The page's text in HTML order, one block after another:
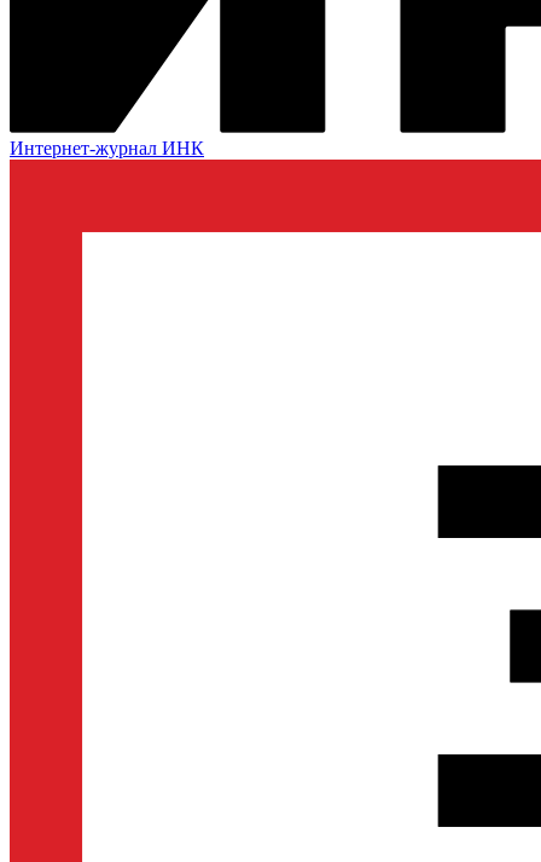
Интернет-журнал ИНК